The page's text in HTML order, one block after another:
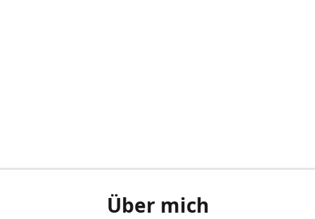
Über mich